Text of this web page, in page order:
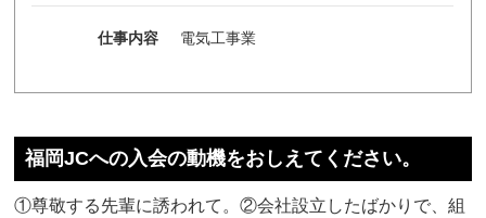
仕事内容 電気工事業
福岡JCへの入会の動機をおしえてください。
①尊敬する先輩に誘われて。②会社設立したばかりで、組